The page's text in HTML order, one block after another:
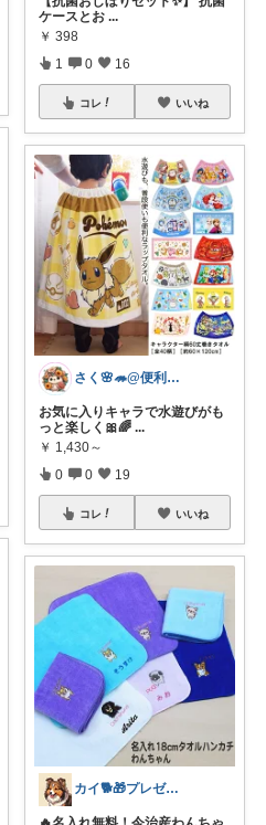
ケースとお ...
￥ 398
1 0 16
コレ いいね
さく🌸🦔@便利でかわいいを探す旅
お気に入りキャラで水遊びがも
っと楽しく🎀🌈 ...
￥ 1,430～
0 0 19
コレ いいね
カイ🐕🎁プレゼント